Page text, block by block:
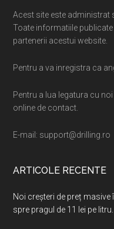
Acest site este administrat
Toate informatiile
partenerii acestui website.
Pentru a va inregistra ca
Pentru a lua legatura cu
online de contact.
E-mail:
ARTICOLE RECENTE
Noi creșteri de preț
spre pragul de 11 lei pe litru.